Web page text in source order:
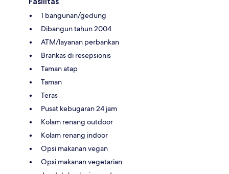
1 bangunan/gedung
Dibangun tahun 2004
ATM/layanan perbankan
Brankas di resepsionis
Taman atap
Taman
Teras
Pusat kebugaran 24 jam
Kolam renang outdoor
Kolam renang indoor
Opsi makanan vegan
Opsi makanan vegetarian